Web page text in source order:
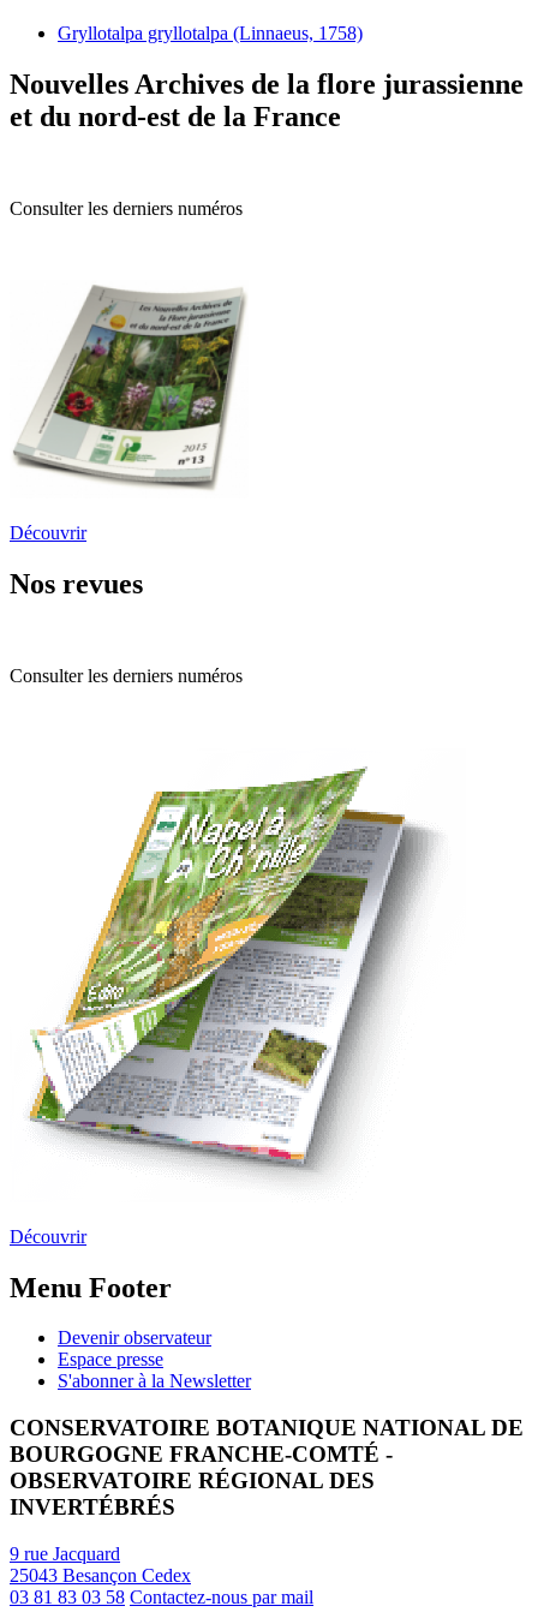
Gryllotalpa gryllotalpa (Linnaeus, 1758)
Nouvelles Archives de la flore jurassienne
et du nord-est de la France
Consulter les derniers numéros
Découvrir
Nos revues
Consulter les derniers numéros
Découvrir
Menu Footer
Devenir observateur
Espace presse
S'abonner à la Newsletter
CONSERVATOIRE BOTANIQUE NATIONAL DE
BOURGOGNE FRANCHE-COMTÉ -
OBSERVATOIRE RÉGIONAL DES
INVERTÉBRÉS
9 rue Jacquard
25043 Besançon Cedex
03 81 83 03 58 Contactez-nous par mail